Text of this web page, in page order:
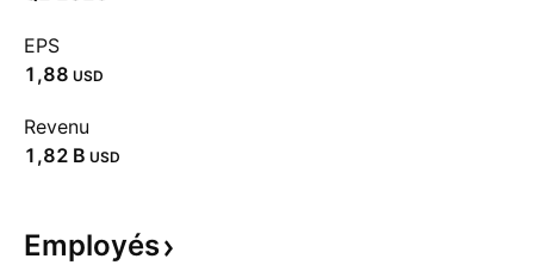
EPS
1,88 USD
Revenu
‪1,82 B‬ USD
Employés